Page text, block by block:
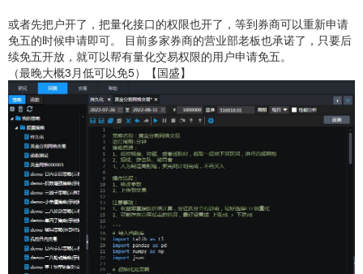
或者先把户开了，把量化接口的权限也开了，等到券商可以重新申请
免五的时候申请即可。 目前多家券商的营业部老板也承诺了，只要后
续免五开放，就可以帮有量化交易权限的用户申请免五。
（最晚大概3月低可以免5）【国盛】